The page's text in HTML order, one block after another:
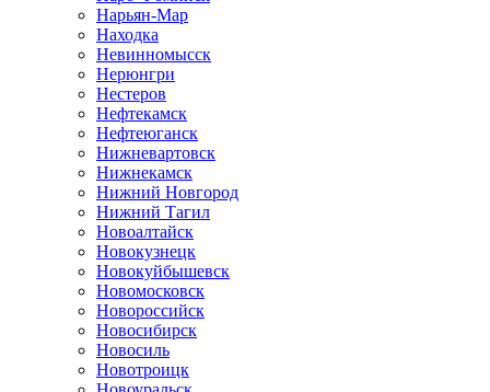
Нарьян-Мар
Находка
Невинномысск
Нерюнгри
Нестеров
Нефтекамск
Нефтеюганск
Нижневартовск
Нижнекамск
Нижний Новгород
Нижний Тагил
Новоалтайск
Новокузнецк
Новокуйбышевск
Новомосковск
Новороссийск
Новосибирск
Новосиль
Новотроицк